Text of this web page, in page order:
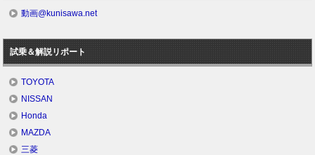
動画@kunisawa.net
試乗＆解説リポート
TOYOTA
NISSAN
Honda
MAZDA
三菱